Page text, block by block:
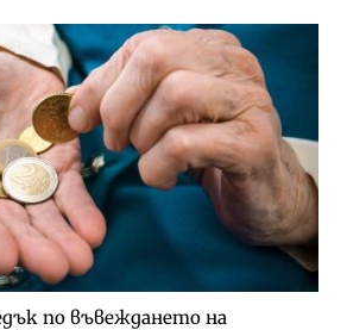
по въвеждането на